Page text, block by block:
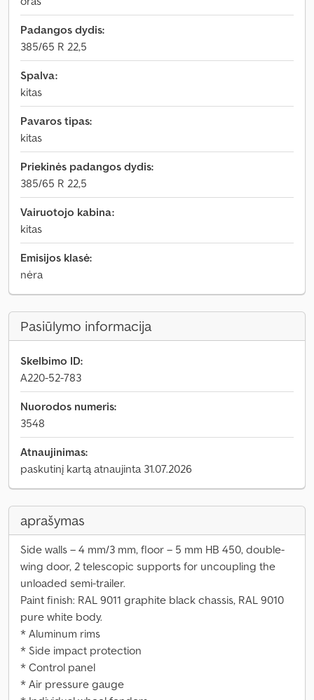
Padangos dydis:
385/65 R 22,5
Spalva:
kitas
Pavaros tipas:
kitas
Priekinės padangos dydis:
385/65 R 22,5
Vairuotojo kabina:
kitas
Emisijos klasė:
nėra
Pasiūlymo informacija
Skelbimo ID:
A220-52-783
Nuorodos numeris:
3548
Atnaujinimas:
paskutinį kartą atnaujinta 31.07.2026
aprašymas
Side walls – 4 mm/3 mm, floor – 5 mm HB 450, double-
wing door, 2 telescopic supports for uncoupling the
unloaded semi-trailer.
Paint finish: RAL 9011 graphite black chassis, RAL 9010
pure white body.
* Aluminum rims
* Side impact protection
* Control panel
* Air pressure gauge